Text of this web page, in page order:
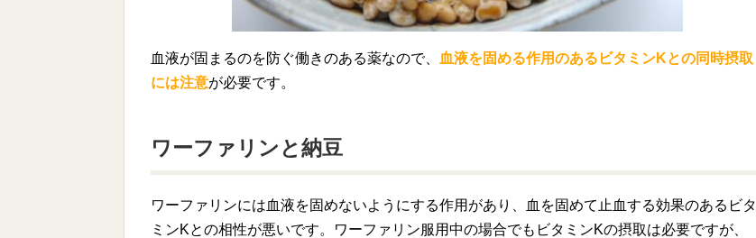
血液が固まるのを防ぐ働きのある薬なので、
血液を固める作用のあるビタミンKとの同時摂取
には注意が必要です。
ワーファリンと納豆
ワーファリンには血液を固めないようにする作用があり、血を固めて止血する効果のあるビタ
ミンKとの相性が悪いです。ワーファリン服用中の場合でもビタミンKの摂取は必要ですが、